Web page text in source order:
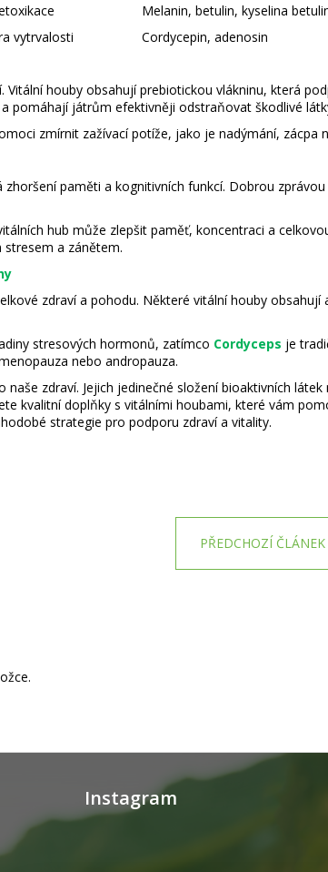
Melanin, betulin, kyselina
vytrvalosti
Cordycepin, adenosin
Vitální houby obsahují prebiotickou vlákninu, která
pomáhají játrům efektivněji odstraňovat škodlivé
zmírnit zažívací potíže, jako je nadýmání,
paměti a kognitivních funkcí. Dobrou
hub může zlepšit paměť, koncentraci a
a zánětem.
zdraví a pohodu. Některé vitální houby
stresových hormonů, zatímco Cordyceps je
nebo andropauza.
zdraví. Jejich jedinečné složení bioaktivních
kvalitní doplňky s vitálními houbami, které vám
strategie pro podporu zdraví a vitality.
PŘEDCHOZÍ ČLÁNEK
Instagram